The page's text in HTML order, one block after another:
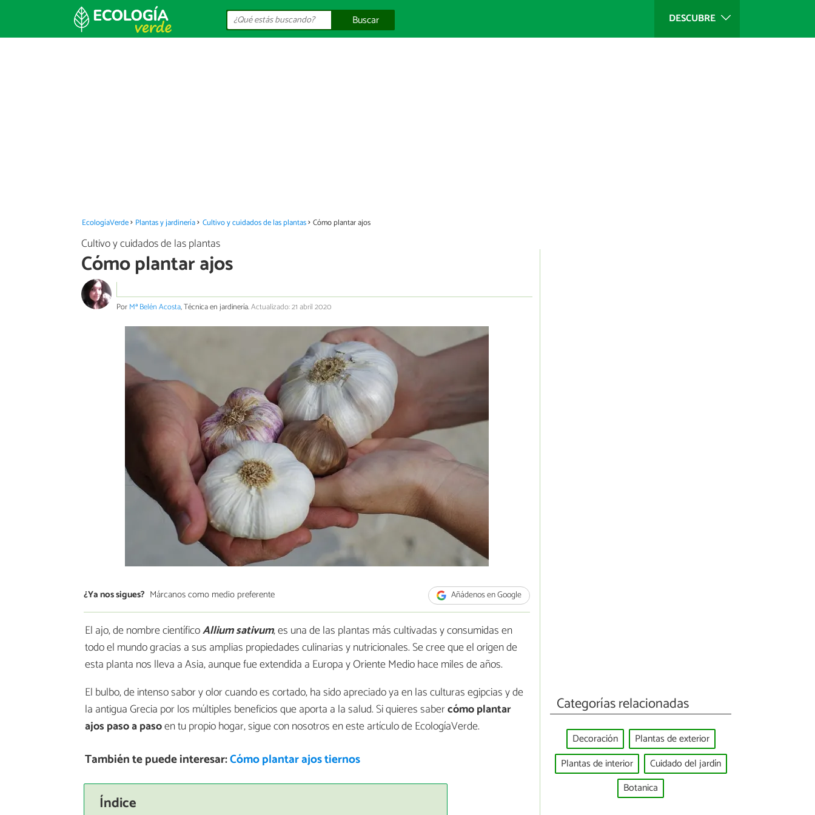
DESCUBRE
Buscar
EcologíaVerde Plantas y jardinería Cultivo y cuidados de las plantas Cómo plantar ajos
Cultivo y cuidados de las plantas
Cómo plantar ajos
PorMª Belén Acosta, Técnica en jardinería.Actualizado: 21 abril 2020
¿Ya nos sigues? Márcanos como medio preferente Añádenos en Google
El ajo, de nombre científicoAllium sativum, es una de las plantas más cultivadas y consumidas en
todo el mundo gracias a sus amplias propiedades culinarias y nutricionales. Se cree que el origen de
esta planta nos lleva a Asia, aunque fue extendida a Europa y Oriente Medio hace miles de años.
El bulbo, de intenso sabor y olor cuando es cortado, ha sido apreciado ya en las culturas egipcias y de
la antigua Grecia por los múltiples beneficios que aporta a la salud. Si quieres sabercómo plantar
ajos paso a pasoen tu propio hogar, sigue con nosotros en este artículo de EcologíaVerde.
También te puede interesar:Cómo plantar ajos tiernos
Índice
Categorías relacionadas
Decoración
Plantas de exterior
Plantas de interior
Cuidado del jardín
Botanica